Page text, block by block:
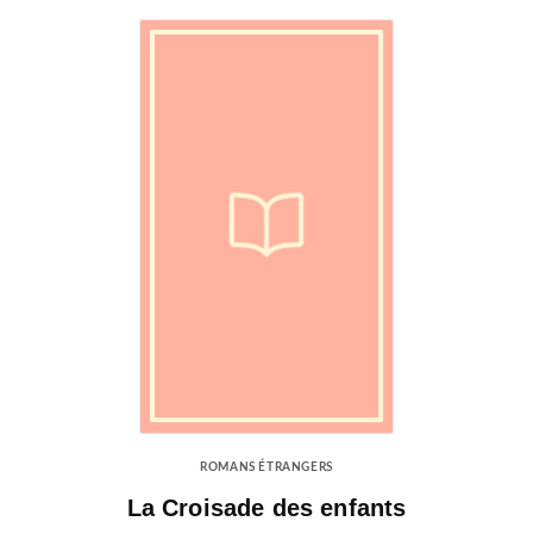
ROMANS ÉTRANGERS
La Croisade des enfants